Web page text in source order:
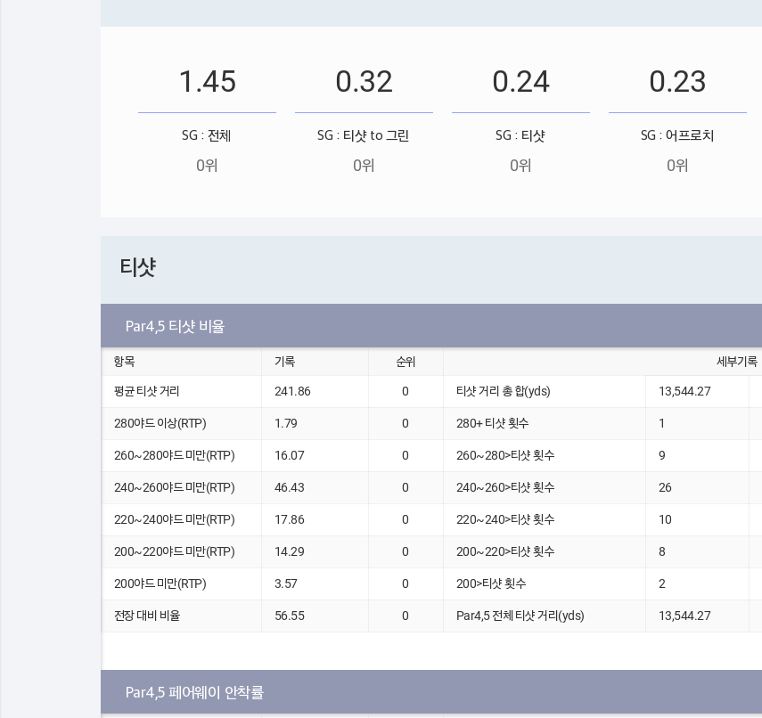
1.45
SG : 전체
0위
0.32
SG : 티샷 to 그린
0위
0.24
SG : 티샷
0위
0.23
SG : 어프로치
0위
티샷
Par4,5 티샷 비율
항목 기록 순위 세부기록
평균 티샷 거리 241.86 0 티샷 거리 총 합(yds) 13,544.27
280야드 이상(RTP) 1.79 0 280+ 티샷 횟수 1
260~280야드 미만(RTP) 16.07 0 260~280>티샷 횟수 9
240~260야드 미만(RTP) 46.43 0 240~260>티샷 횟수 26
220~240야드 미만(RTP) 17.86 0 220~240>티샷 횟수 10
200~220야드 미만(RTP) 14.29 0 200~220>티샷 횟수 8
200야드 미만(RTP) 3.57 0 200>티샷 횟수 2
전장 대비 비율 56.55 0 Par4,5 전체 티샷 거리(yds) 13,544.27
Par4,5 페어웨이 안착률